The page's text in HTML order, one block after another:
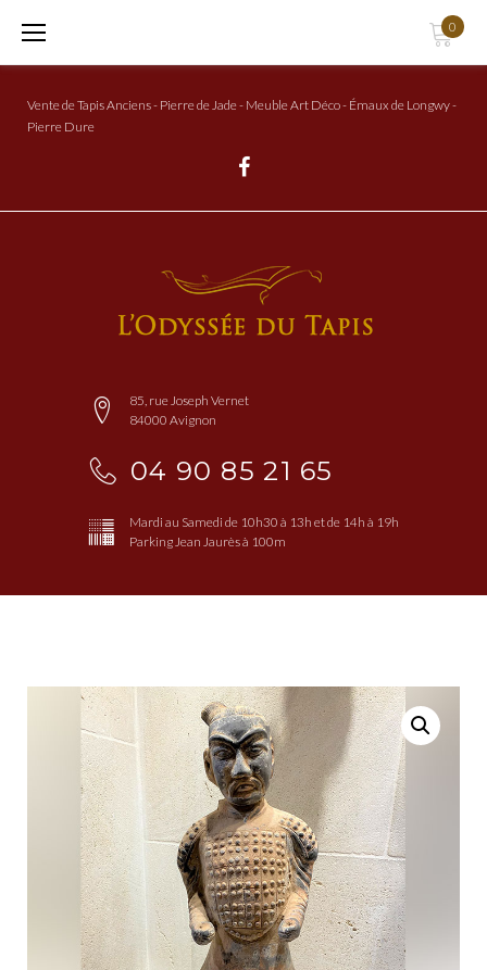
0
Vente de Tapis Anciens - Pierre de Jade - Meuble Art Déco - Émaux de Longwy -
Pierre Dure
85, rue Joseph Vernet
84000 Avignon
04 90 85 21 65
Mardi au Samedi de 10h30 à 13h et de 14h à 19h
Parking Jean Jaurès à 100m